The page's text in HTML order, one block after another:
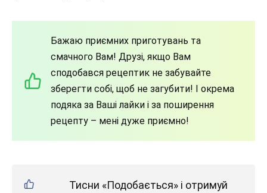
Бажаю приємних приготувань та
смачного Вам! Друзі, якщо Вам
сподобався рецептик не забувайте
зберегти собі, щоб не загубити! І окрема
подяка за Ваші лайки і за поширення
рецепту – мені дуже приємно!
Тисни «Подобається» і отримуй